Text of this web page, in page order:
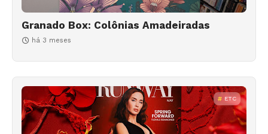
Granado Box: Colônias Amadeiradas
há 3 meses
ETC